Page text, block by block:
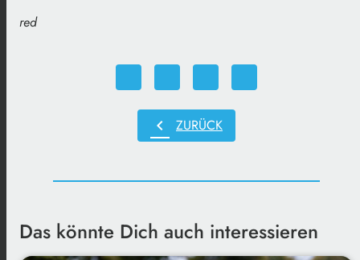
red
chevron_left ZURÜCK
Das könnte Dich auch interessieren